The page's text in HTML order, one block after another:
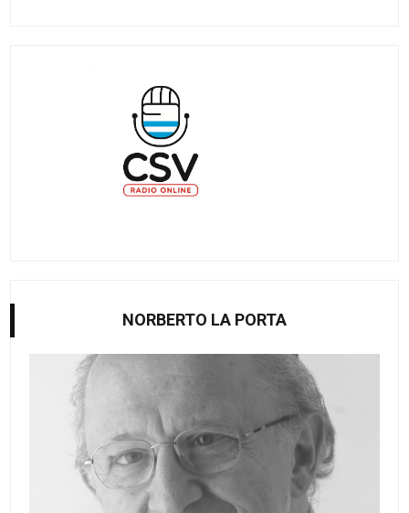
NORBERTO LA PORTA